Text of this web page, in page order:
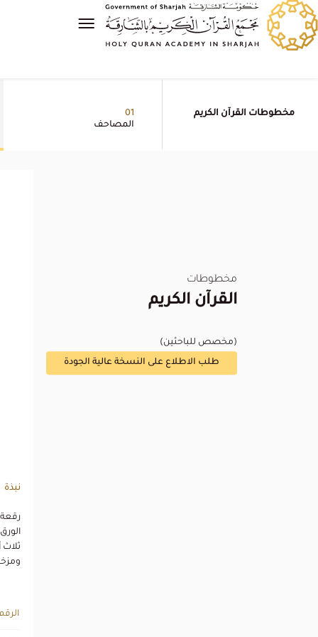
مخطوطات القرآن الكريم
01
المصاحف
مخطوطات
القرآن الكريم
(مخصص للباحثين)
طلب الاطلاع على النسخة عالية الجودة
نبذة